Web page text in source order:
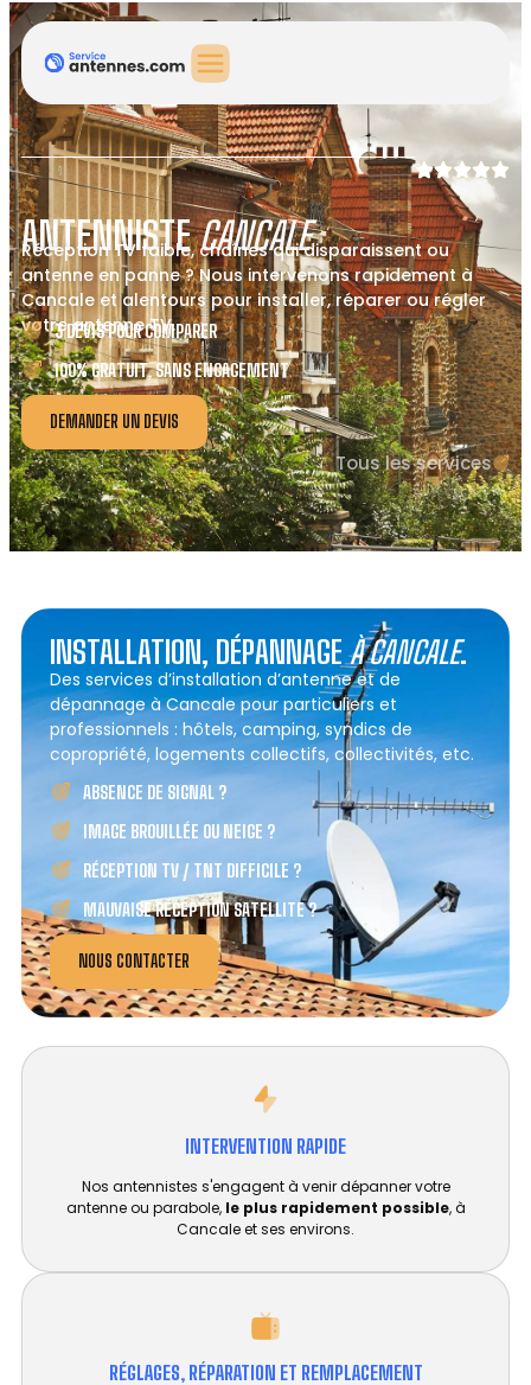
ANTENNISTECANCALE
Réception TV faible, chaînes qui disparaissent ou
antenne en panne ? Nous intervenons rapidement à
Cancale et alentours pour installer, réparer ou régler
votre antenne TV.
3 DEVIS POUR COMPARER
100% GRATUIT, SANS ENGAGEMENT
DEMANDER UN DEVIS
Tous les services
INSTALLATION, DÉPANNAGEÀ CANCALE.
Des services d’installation d’antenne et de
dépannage à Cancale pour particuliers et
professionnels : hôtels, camping, syndics de
copropriété, logements collectifs, collectivités, etc.
ABSENCE DE SIGNAL ?
IMAGE BROUILLÉE OU NEIGE ?
RÉCEPTION TV / TNT DIFFICILE ?
MAUVAISE RÉCEPTION SATELLITE ?
NOUS CONTACTER
INTERVENTION RAPIDE
Nos antennistes s'engagent à venir dépanner votre
antenne ou parabole, le plus rapidement possible, à
Cancale et ses environs.
RÉGLAGES, RÉPARATION ET REMPLACEMENT​